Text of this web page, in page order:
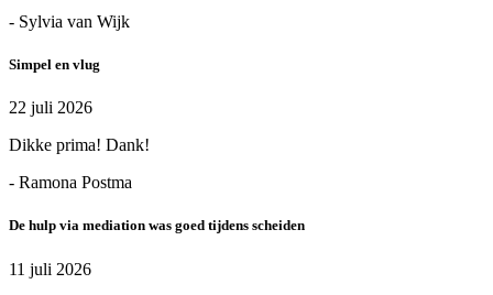
- Sylvia van Wijk
Simpel en vlug
22 juli 2026
Dikke prima! Dank!
- Ramona Postma
De hulp via mediation was goed tijdens scheiden
11 juli 2026